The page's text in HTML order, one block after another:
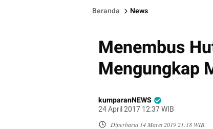
Beranda News
Menembus
Mengungkap
kumparanNEWS
24 April 2017 12:37 WIB
Diperbarui 14 Maret 2019 21:18 WIB